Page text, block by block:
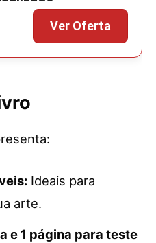
Ideais para
arte.
e 1 página para teste